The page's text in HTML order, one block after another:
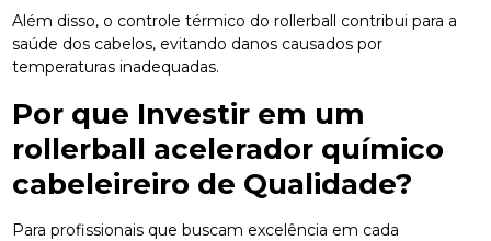
Além disso, o controle térmico do rollerball contribui para a
saúde dos cabelos, evitando danos causados por
temperaturas inadequadas.
Por que Investir em um
rollerball acelerador químico
cabeleireiro de Qualidade?
Para profissionais que buscam excelência em cada